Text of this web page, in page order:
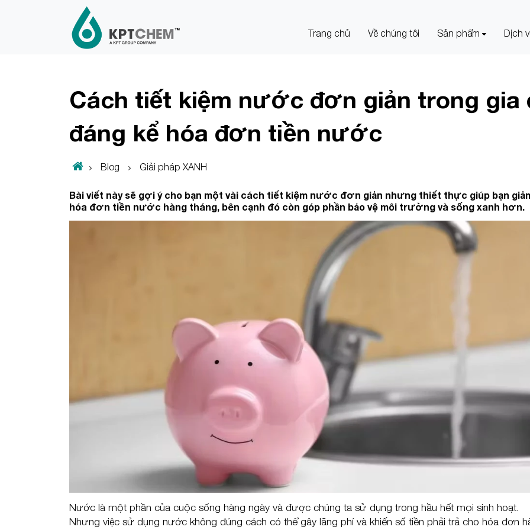
Trang chủ Về chúng tôi Sản phẩm Dịch
Cách tiết kiệm nước đơn giản trong gia
đáng kể hóa đơn tiền nước
Blog Giải pháp XANH
Bài viết này sẽ gợi ý cho bạn một vài cách tiết kiệm nước đơn giản nhưng thiết thực giúp bạn
hóa đơn tiền nước hàng tháng, bên cạnh đó còn góp phần bảo vệ môi trường và sống xanh hơn.
Nước là một phần của cuộc sống hàng ngày và được chúng ta sử dụng trong hầu hết mọi sinh hoạt.
Nhưng việc sử dụng nước không đúng cách có thể gây lãng phí và khiến số tiền phải trả cho hóa đơn